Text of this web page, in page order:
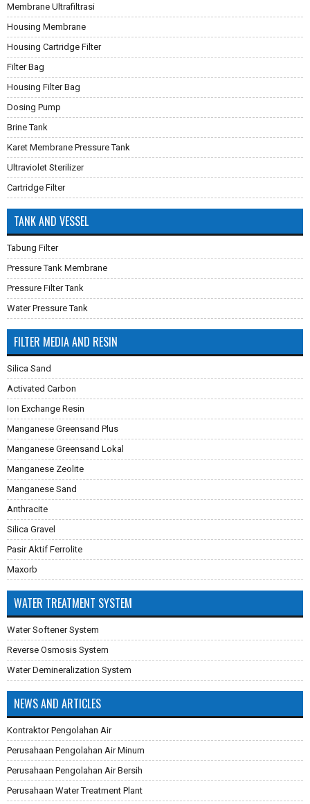
Membrane Ultrafiltrasi
Housing Membrane
Housing Cartridge Filter
Filter Bag
Housing Filter Bag
Dosing Pump
Brine Tank
Karet Membrane Pressure Tank
Ultraviolet Sterilizer
Cartridge Filter
TANK AND VESSEL
Tabung Filter
Pressure Tank Membrane
Pressure Filter Tank
Water Pressure Tank
FILTER MEDIA AND RESIN
Silica Sand
Activated Carbon
Ion Exchange Resin
Manganese Greensand Plus
Manganese Greensand Lokal
Manganese Zeolite
Manganese Sand
Anthracite
Silica Gravel
Pasir Aktif Ferrolite
Maxorb
WATER TREATMENT SYSTEM
Water Softener System
Reverse Osmosis System
Water Demineralization System
NEWS AND ARTICLES
Kontraktor Pengolahan Air
Perusahaan Pengolahan Air Minum
Perusahaan Pengolahan Air Bersih
Perusahaan Water Treatment Plant